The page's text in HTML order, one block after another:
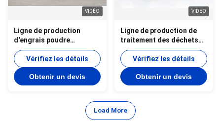
VIDÉO
Ligne de production
d'engrais poudre
organique Ligne de
production d'engrais NPK
Ligne de production
d'engrais composés
poudre
Vérifiez les détails
Obtenir un devis
VIDÉO
Ligne de production de
traitement des déchets
NPK ligne de production
de poudre
Vérifiez les détails
Obtenir un devis
Load More